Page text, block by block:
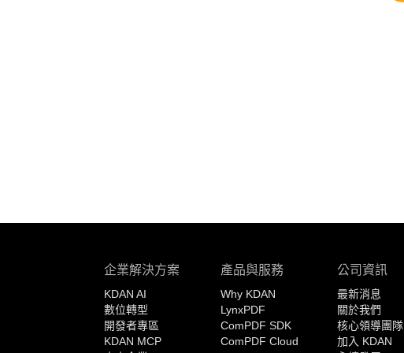
企業解決方案
KDAN AI
數位轉型
開發者專區
KDAN MCP
產品與服務
Why KDAN
LynxPDF
ComPDF SDK
ComPDF Cloud
公司資訊
最新消息
關於我們
核心領導團隊
加入 KDAN